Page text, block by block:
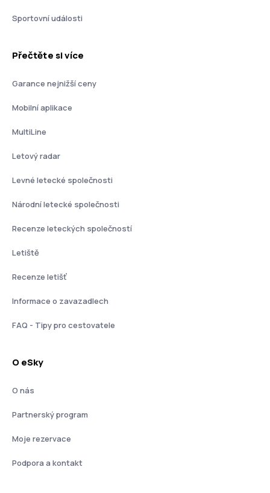
Sportovní události
Přečtěte si více
Garance nejnižší ceny
Mobilní aplikace
MultiLine
Letový radar
Levné letecké společnosti
Národní letecké společnosti
Recenze leteckých společností
Letiště
Recenze letišť
Informace o zavazadlech
FAQ - Tipy pro cestovatele
O eSky
O nás
Partnerský program
Moje rezervace
Podpora a kontakt